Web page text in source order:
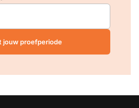
jouw proefperiode